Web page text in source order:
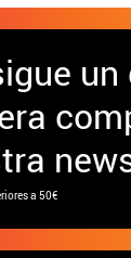
un
a 50€